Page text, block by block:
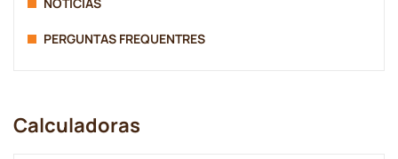
PERGUNTAS FREQUENTRES
Calculadoras